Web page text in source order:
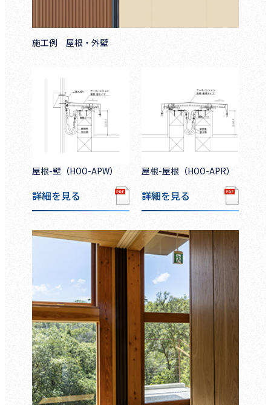
施工例 屋根・外壁
屋根-壁（HOO-APW）
詳細を見る
屋根-屋根（HOO-APR）
詳細を見る